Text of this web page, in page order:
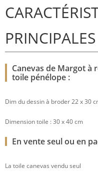
PRINCIPALES
Canevas de Margot à
toile pénélope :
Dim du dessin à broder 22 x 30
Dimension toile : 30 x 40 cm
En vente seul ou en
La toile canevas vendu seul